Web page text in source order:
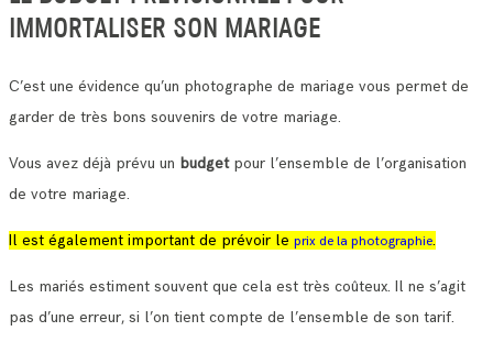
IMMORTALISER SON MARIAGE
C’est une évidence qu’un photographe de mariage vous permet de
garder de très bons souvenirs de votre mariage.
Vous avez déjà prévu un budget pour l’ensemble de l’organisation
de votre mariage.
Il est également important de prévoir le prix de la photographie.
Les mariés estiment souvent que cela est très coûteux. Il ne s’agit
pas d’une erreur, si l’on tient compte de l’ensemble de son tarif.